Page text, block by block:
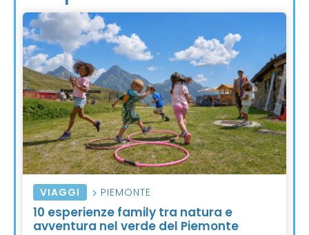
VIAGGI PIEMONTE
10 esperienze family tra natura e
avventura nel verde del Piemonte